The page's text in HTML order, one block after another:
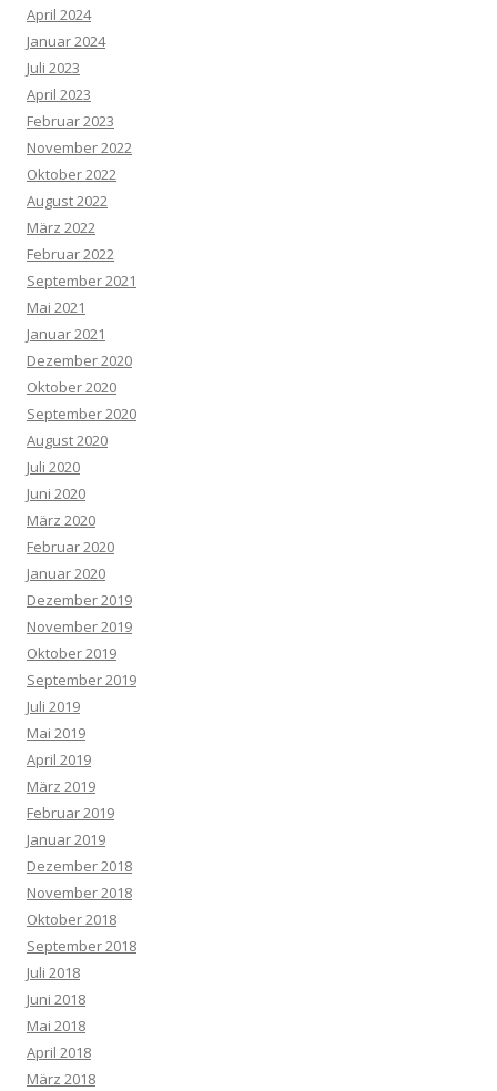
April 2024
Januar 2024
Juli 2023
April 2023
Februar 2023
November 2022
Oktober 2022
August 2022
März 2022
Februar 2022
September 2021
Mai 2021
Januar 2021
Dezember 2020
Oktober 2020
September 2020
August 2020
Juli 2020
Juni 2020
März 2020
Februar 2020
Januar 2020
Dezember 2019
November 2019
Oktober 2019
September 2019
Juli 2019
Mai 2019
April 2019
März 2019
Februar 2019
Januar 2019
Dezember 2018
November 2018
Oktober 2018
September 2018
Juli 2018
Juni 2018
Mai 2018
April 2018
März 2018